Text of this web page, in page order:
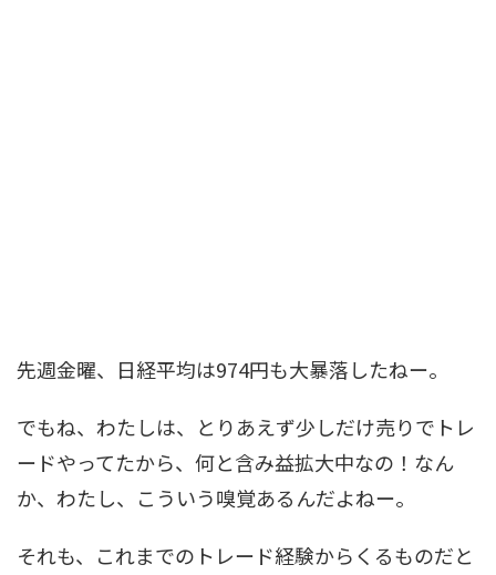
先週金曜、日経平均は974円も大暴落したねー。
でもね、わたしは、とりあえず少しだけ売りでトレ
ードやってたから、何と含み益拡大中なの！なん
か、わたし、こういう嗅覚あるんだよねー。
それも、これまでのトレード経験からくるものだと